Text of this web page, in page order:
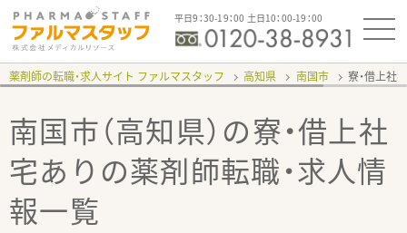
平日9：30-19：00 土日10：00-19：00
薬剤師の転職・求人サイト ファルマスタッフ 高知県 南国市 寮・借上社
南国市（高知県）の寮・借上社
宅あり の薬剤師転職・求人情
報一覧